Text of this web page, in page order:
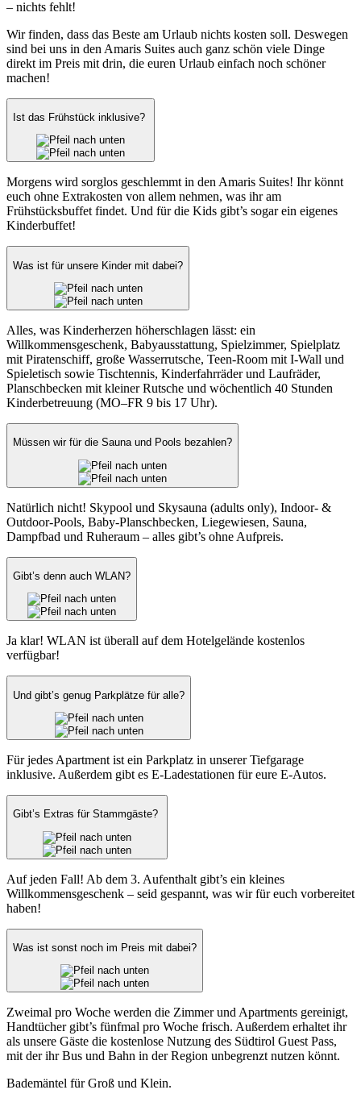
– nichts fehlt!
Wir finden, dass das Beste am Urlaub nichts kosten soll. Deswegen
sind bei uns in den Amaris Suites auch ganz schön viele Dinge
direkt im Preis mit drin, die euren Urlaub einfach noch schöner
machen!
Ist das Frühstück inklusive?
Morgens wird sorglos geschlemmt in den Amaris Suites! Ihr könnt
euch ohne Extrakosten von allem nehmen, was ihr am
Frühstücksbuffet findet. Und für die Kids gibt’s sogar ein eigenes
Kinderbuffet!
Was ist für unsere Kinder mit dabei?
Alles, was Kinderherzen höherschlagen lässt: ein
Willkommensgeschenk, Babyausstattung, Spielzimmer, Spielplatz
mit Piratenschiff, große Wasserrutsche, Teen-Room mit I-Wall und
Spieletisch sowie Tischtennis, Kinderfahrräder und Laufräder,
Planschbecken mit kleiner Rutsche und wöchentlich 40 Stunden
Kinderbetreuung (MO–FR 9 bis 17 Uhr).
Müssen wir für die Sauna und Pools bezahlen?
Natürlich nicht! Skypool und Skysauna (adults only), Indoor- &
Outdoor-Pools, Baby-Planschbecken, Liegewiesen, Sauna,
Dampfbad und Ruheraum – alles gibt’s ohne Aufpreis.
Gibt’s denn auch WLAN?
Ja klar! WLAN ist überall auf dem Hotelgelände kostenlos
verfügbar!
Und gibt’s genug Parkplätze für alle?
Für jedes Apartment ist ein Parkplatz in unserer Tiefgarage
inklusive. Außerdem gibt es E-Ladestationen für eure E-Autos.
Gibt’s Extras für Stammgäste?
Auf jeden Fall! Ab dem 3. Aufenthalt gibt’s ein kleines
Willkommensgeschenk – seid gespannt, was wir für euch vorbereitet
haben!
Was ist sonst noch im Preis mit dabei?
Zweimal pro Woche werden die Zimmer und Apartments gereinigt,
Handtücher gibt’s fünfmal pro Woche frisch. Außerdem erhaltet ihr
als unsere Gäste die kostenlose Nutzung des Südtirol Guest Pass,
mit der ihr Bus und Bahn in der Region unbegrenzt nutzen könnt.
Bademäntel für Groß und Klein.